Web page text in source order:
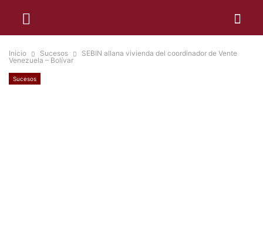
Inicio Sucesos
SEBIN allana vivienda del coordinador de Vente
Venezuela – Bolívar
Sucesos